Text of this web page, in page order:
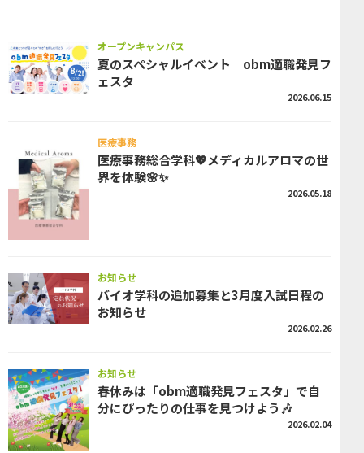
オープンキャンパス
夏のスペシャルイベント obm適職発見フ
ェスタ
2026.06.15
医療事務
医療事務総合学科💖メディカルアロマの世
界を体験🌸✨
2026.05.18
お知らせ
バイオ学科の追加募集と3月度入試日程の
お知らせ
2026.02.26
お知らせ
春休みは「obm適職発見フェスタ」で自
分にぴったりの仕事を見つけよう🎶
2026.02.04